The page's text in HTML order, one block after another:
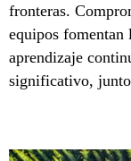
fronteras.
equipos
aprendizaje
significativo,